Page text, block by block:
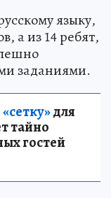
языку,
а из 14 ребят,
заданиями.
для
тайно
гостей